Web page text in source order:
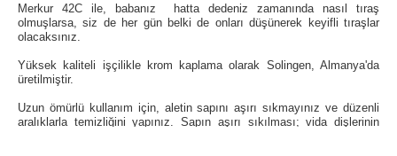
Merkur 42C ile, babanız hatta dedeniz zamanında nasıl tıraş
olmuşlarsa, siz de her gün belki de onları düşünerek keyifli tıraşlar
olacaksınız.
Yüksek kaliteli işçilikle krom kaplama olarak Solingen, Almanya'da
üretilmiştir.
Uzun ömürlü kullanım için, aletin sapını aşırı sıkmayınız ve düzenli
aralıklarla temizliğini yapınız. Sapın aşırı sıkılması; vida dişlerinin